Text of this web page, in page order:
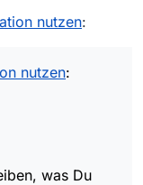
nutzen:
nutzen:
was Du